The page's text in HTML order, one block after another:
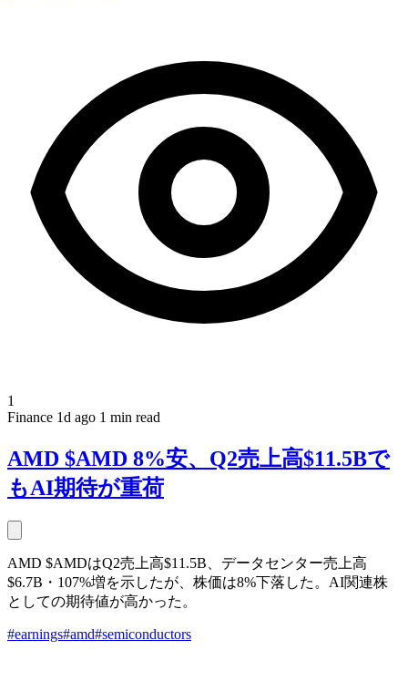
1
Finance 1d ago 1 min read
AMD $AMD 8%安、Q2売上高$11.5Bで
もAI期待が重荷
AMD $AMDはQ2売上高$11.5B、データセンター売上高
$6.7B・107%増を示したが、株価は8%下落した。AI関連株
としての期待値が高かった。
#earnings#amd#semiconductors